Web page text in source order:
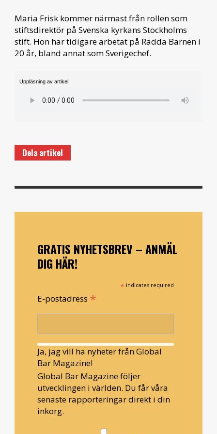
Maria Frisk kommer närmast från rollen som
stiftsdirektör på Svenska kyrkans Stockholms
stift. Hon har tidigare arbetat på Rädda Barnen i
20 år, bland annat som Sverigechef.
Uppläsning av artikel
Dela artikel
GRATIS NYHETSBREV – ANMÄL
DIG HÄR!
* indicates required
E-postadress *
Ja, jag vill ha nyheter från Global
Bar Magazine!
Global Bar Magazine följer
utvecklingen i världen. Du får våra
senaste rapporteringar direkt i din
inkorg.